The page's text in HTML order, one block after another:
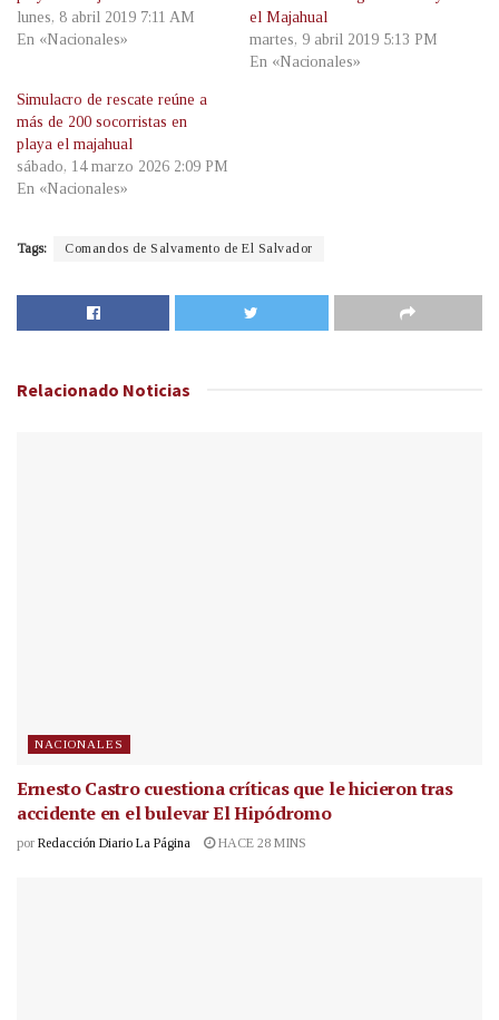
lunes, 8 abril 2019 7:11 AM
En «Nacionales»
el Majahual
martes, 9 abril 2019 5:13 PM
En «Nacionales»
Simulacro de rescate reúne a
más de 200 socorristas en
playa el majahual
sábado, 14 marzo 2026 2:09 PM
En «Nacionales»
Tags: Comandos de Salvamento de El Salvador
Relacionado Noticias
NACIONALES
Ernesto Castro cuestiona críticas que le hicieron tras
accidente en el bulevar El Hipódromo
por Redacción Diario La Página HACE 28 MINS